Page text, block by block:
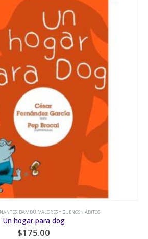
, BAMBÚ,VALORES Y BUENOS HÁBITOS
Un hogar para dog
$175.00